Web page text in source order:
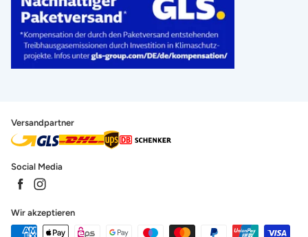
Versandpartner
Social Media
Wir akzeptieren